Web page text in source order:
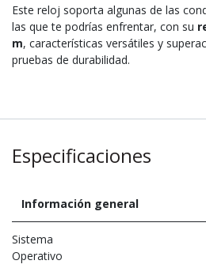
Este reloj soporta algunas de las
las que te podrías enfrentar, con su
m, características versátiles y
pruebas de durabilidad.
Especificaciones
Información general
Sistema
Operativo